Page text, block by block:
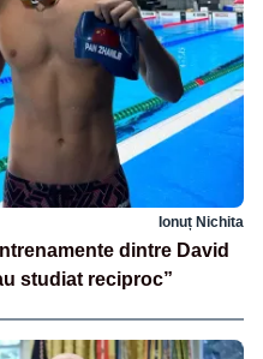
Ionuț Nichita
dintre David
studiat reciproc”